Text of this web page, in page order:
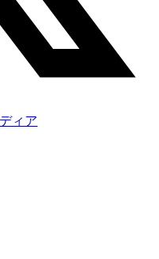
ィア